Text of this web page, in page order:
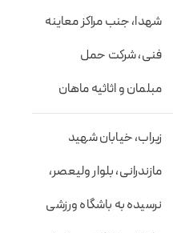
شهدا، جنب مراکز معاینه
فنی، شرکت حمل
مبلمان و اثاثیه ماهان
زیراب، خیابان شهید
مازندرانی، بلوار ولیعصر،
نرسیده به باشگاه ورزشی